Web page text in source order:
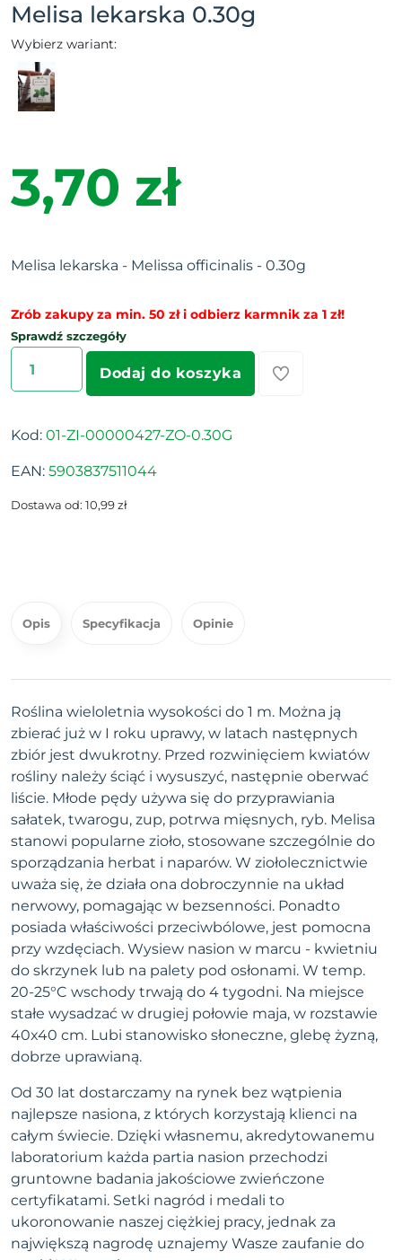
Melisa lekarska 0.30g
Wybierz wariant:
3,70 zł
Melisa lekarska - Melissa officinalis - 0.30g
Zrób zakupy za min. 50 zł i odbierz karmnik za 1 zł!
Sprawdź szczegóły
Dodaj do koszyka
Kod: 01-ZI-00000427-ZO-0.30G
EAN: 5903837511044
Dostawa od: 10,99 zł
Opis Specyfikacja Opinie
Roślina wieloletnia wysokości do 1 m. Można ją
zbierać już w I roku uprawy, w latach następnych
zbiór jest dwukrotny. Przed rozwinięciem kwiatów
rośliny należy ściąć i wysuszyć, następnie oberwać
liście. Młode pędy używa się do przyprawiania
sałatek, twarogu, zup, potrwa mięsnych, ryb. Melisa
stanowi popularne zioło, stosowane szczególnie do
sporządzania herbat i naparów. W ziołolecznictwie
uważa się, że działa ona dobroczynnie na układ
nerwowy, pomagając w bezsenności. Ponadto
posiada właściwości przeciwbólowe, jest pomocna
przy wzdęciach. Wysiew nasion w marcu - kwietniu
do skrzynek lub na palety pod osłonami. W temp.
20-25°C wschody trwają do 4 tygodni. Na miejsce
stałe wysadzać w drugiej połowie maja, w rozstawie
40x40 cm. Lubi stanowisko słoneczne, glebę żyzną,
dobrze uprawianą.
Od 30 lat dostarczamy na rynek bez wątpienia
najlepsze nasiona, z których korzystają klienci na
całym świecie. Dzięki własnemu, akredytowanemu
laboratorium każda partia nasion przechodzi
gruntowne badania jakościowe zwieńczone
certyfikatami. Setki nagród i medali to
ukoronowanie naszej ciężkiej pracy, jednak za
największą nagrodę uznajemy Wasze zaufanie do